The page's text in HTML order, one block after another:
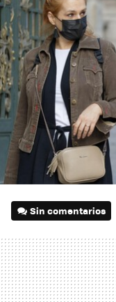
Sin comentarios